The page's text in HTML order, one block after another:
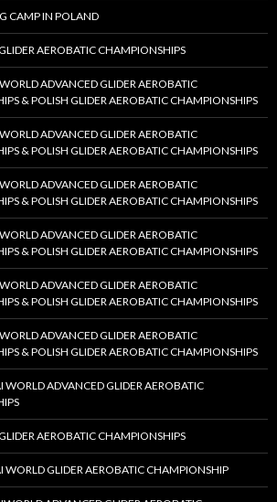
CAMP IN POLAND
AEROBATIC CHAMPIONSHIPS
ADVANCED GLIDER AEROBATIC
& POLISH GLIDER AEROBATIC CHAMPIONSHIPS
ADVANCED GLIDER AEROBATIC
& POLISH GLIDER AEROBATIC CHAMPIONSHIPS
ADVANCED GLIDER AEROBATIC
& POLISH GLIDER AEROBATIC CHAMPIONSHIPS
ADVANCED GLIDER AEROBATIC
& POLISH GLIDER AEROBATIC CHAMPIONSHIPS
ADVANCED GLIDER AEROBATIC
& POLISH GLIDER AEROBATIC CHAMPIONSHIPS
ADVANCED GLIDER AEROBATIC
& POLISH GLIDER AEROBATIC CHAMPIONSHIPS
ADVANCED GLIDER AEROBATIC
AEROBATIC CHAMPIONSHIPS
WORLD GLIDER AEROBATIC CHAMPIONSHIP